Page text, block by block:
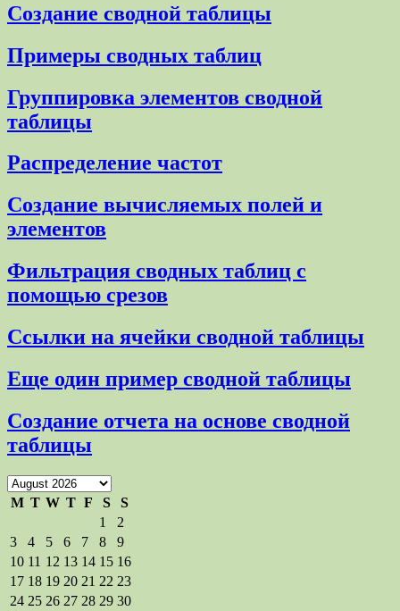
Создание сводной таблицы
Примеры сводных таблиц
Группировка элементов сводной
таблицы
Распределение частот
Создание вычисляемых полей и
элементов
Фильтрация сводных таблиц с
помощью срезов
Ссылки на ячейки сводной таблицы
Еще один пример сводной таблицы
Создание отчета на основе сводной
таблицы
M T W T F S
S
1
2
3
4 5 6 7 8
9
10 11 12 13 14 15 16
17 18 19 20 21 22 23
24 25 26 27 28 29 30